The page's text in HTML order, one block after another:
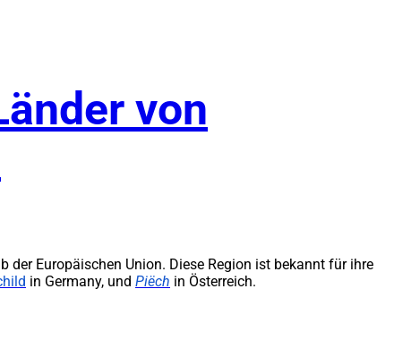
von
der Europäischen Union. Diese Region ist bekannt für ihre
in Germany, und Piëch in Österreich.